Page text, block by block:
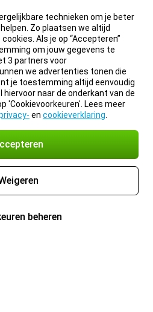
technieken om je beter
Zo plaatsen we altijd
Als je op “Accepteren”
om jouw gegevens te
3 partners voor
we advertenties tonen die
je toestemming altijd eenvoudig
naar de onderkant van de
'Cookievoorkeuren'. Lees meer
en cookieverklaring
beheren